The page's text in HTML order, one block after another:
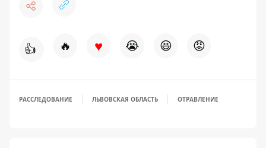
👍 🔥 ♥ 😭 😆 😡
РАССЛЕДОВАНИЕ ЛЬВОВСКАЯ ОБЛАСТЬ ОТРАВЛЕНИЕ